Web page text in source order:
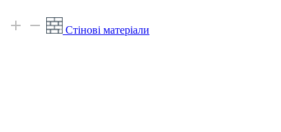
Стінові матеріали